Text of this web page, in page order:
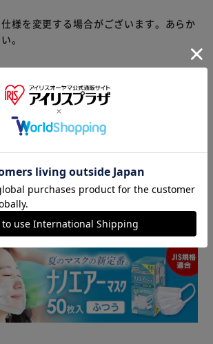
様を変更する場合がございます。あらか
。
▼ 食品・飲料おすすめ ▼